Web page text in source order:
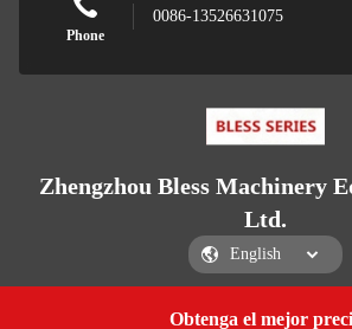
Obtenga el mejor
Phone
0086-13526631075
Zhengzhou Bless Machinery
Ltd.
Zhengzhou Bless Machinery Equipment
Get a